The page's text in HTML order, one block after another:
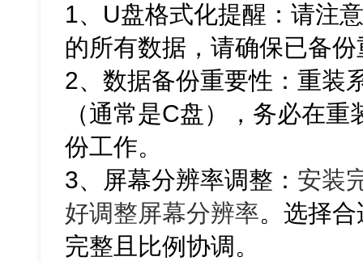
1、U盘格式化提醒：请注
的所有数据，请确保已备
2、数据备份重要性：重装
（通常是C盘），务必在
份工作。
3、屏幕分辨率调整： 安装
好调整屏幕分辨率。选择
完整且比例协调。